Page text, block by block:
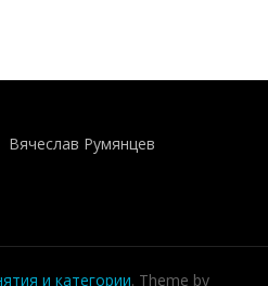
Вячеслав Румянцев
и категории. Theme by